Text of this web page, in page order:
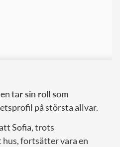
tar sin roll som
på största allvar.
Sofia, trots
fortsätter vara en